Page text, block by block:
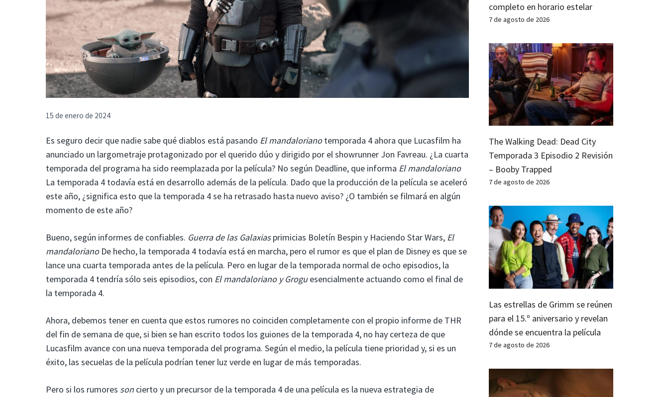
15 de enero de 2024
Es seguro decir que nadie sabe qué diablos está pasando El mandalorianotemporada 4 ahora que Lucasfilm ha
anunciado un largometraje protagonizado por el querido dúo y dirigido por el showrunner Jon Favreau. ¿La cuarta
temporada del programa ha sido reemplazada por la película? No según Deadline, que informa El mandaloriano
La temporada 4 todavía está en desarrollo además de la película. Dado que la producción de la película se aceleró
este año, ¿significa esto que la temporada 4 se ha retrasado hasta nuevo aviso? ¿O también se filmará en algún
momento de este año?
Bueno, según informes de confiables. Guerra de las Galaxiasprimicias Boletín Bespin y Haciendo Star Wars, El
mandalorianoDe hecho, la temporada 4 todavía está en marcha, pero el rumor es que el plan de Disney es que se
lance una cuarta temporada antes de la película. Pero en lugar de la temporada normal de ocho episodios, la
temporada 4 tendría sólo seis episodios, con El mandaloriano y Groguesencialmente actuando como el final de
la temporada 4.
Ahora, debemos tener en cuenta que estos rumores no coinciden completamente con el propio informe de THR
del fin de semana de que, si bien se han escrito todos los guiones de la temporada 4, no hay certeza de que
Lucasfilm avance con una nueva temporada del programa. Según el medio, la película tiene prioridad y, si es un
éxito, las secuelas de la película podrían tener luz verde en lugar de más temporadas.
Pero si los rumores son cierto y un precursor de la temporada 4 de una película es la nueva estrategia de
completo en horario estelar
7 de agosto de 2026
The Walking Dead: Dead City
Temporada 3 Episodio 2 Revisión
– Booby Trapped
7 de agosto de 2026
Las estrellas de Grimm se reúnen
para el 15.º aniversario y revelan
dónde se encuentra la película
7 de agosto de 2026